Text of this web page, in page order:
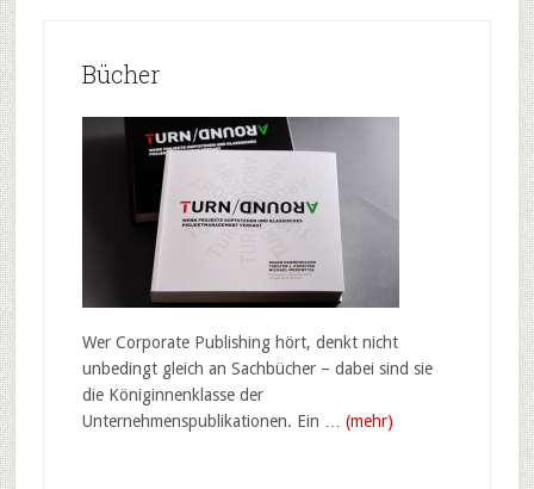
Bücher
Wer Corporate Publishing hört, denkt nicht
unbedingt gleich an Sachbücher – dabei sind sie
die Königinnenklasse der
Unternehmenspublikationen. Ein … (mehr)